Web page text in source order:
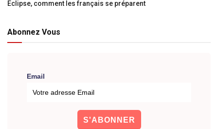
Eclipse, comment les français se préparent
Abonnez Vous
Email